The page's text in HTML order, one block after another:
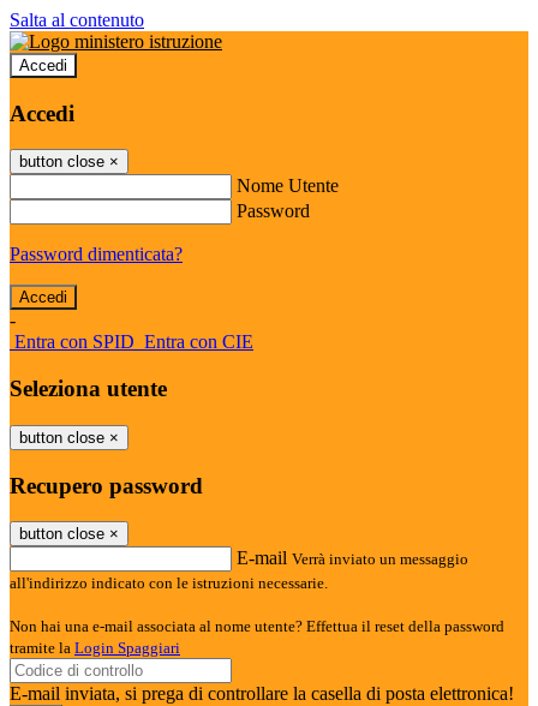
Salta al contenuto
Accedi
Accedi
button close ×
Nome Utente
Password
Password dimenticata?
-
Entra con SPID Entra con CIE
Seleziona utente
button close ×
Recupero password
button close ×
E-mail Verrà inviato un messaggio
all'indirizzo indicato con le istruzioni necessarie.
Non hai una e-mail associata al nome utente? Effettua il reset della password
tramite la Login Spaggiari
E-mail inviata, si prega di controllare la casella di posta elettronica!